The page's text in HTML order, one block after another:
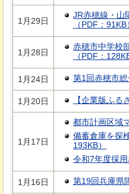
1月29日
JR赤穂線・山
（PDF：91KB
1月28日
赤穂市中学校
（PDF：
1月24日 第1回赤穂市
1月20日 【企業版ふ
1月17日
都市計画区域
備蓄倉庫を探
193KB）
令和7年度採
1月16日 第19回兵庫県